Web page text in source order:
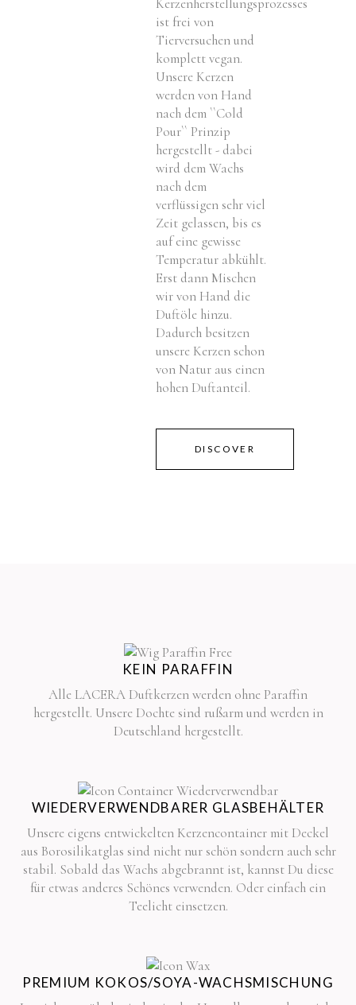
ist frei von
Tierversuchen und
komplett vegan.
Unsere Kerzen
werden von Hand
nach dem ``Cold
Pour`` Prinzip
hergestellt - dabei
wird dem Wachs
nach dem
verflüssigen sehr viel
Zeit gelassen, bis es
auf eine gewisse
Temperatur abkühlt.
Erst dann Mischen
wir von Hand die
Duftöle hinzu.
Dadurch besitzen
unsere Kerzen schon
von Natur aus einen
hohen Duftanteil.
DISCOVER
KEIN PARAFFIN
Alle LACERA Duftkerzen werden ohne Paraffin
hergestellt. Unsere Dochte sind rußarm und werden in
Deutschland hergestellt.
WIEDERVERWENDBARER GLASBEHÄLTER
Unsere eigens entwickelten Kerzencontainer mit Deckel
aus Borosilikatglas sind nicht nur schön sondern auch sehr
stabil. Sobald das Wachs abgebrannt ist, kannst Du diese
für etwas anderes Schönes verwenden. Oder einfach ein
Teelicht einsetzen.
PREMIUM KOKOS/SOYA-WACHSMISCHUNG